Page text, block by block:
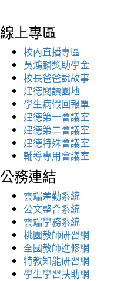
線上專區
校內直播專區
吳鴻麟獎助學金
校長爸爸說故事
建德閱讀園地
學生病假回報單
建德第一會議室
建德第二會議室
建德特殊會議室
輔導專用會議室
公務連結
雲端差勤系統
公文整合系統
雲端學務系統
桃園教師研習網
全國教師進修網
特教知能研習網
學生學習扶助網